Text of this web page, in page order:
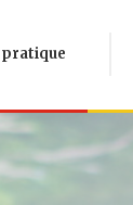
pratique